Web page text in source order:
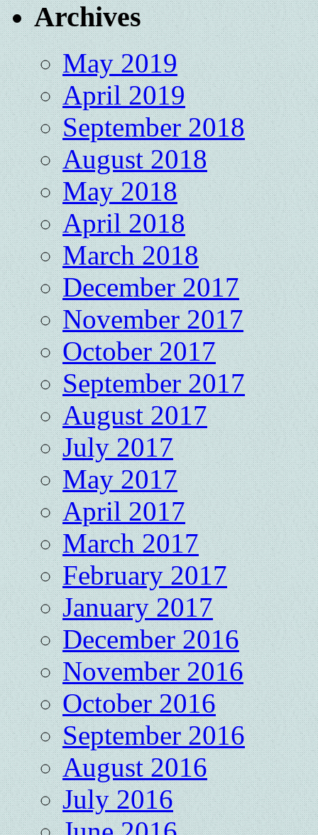
Archives
May 2019
April 2019
September 2018
August 2018
May 2018
April 2018
March 2018
December 2017
November 2017
October 2017
September 2017
August 2017
July 2017
May 2017
April 2017
March 2017
February 2017
January 2017
December 2016
November 2016
October 2016
September 2016
August 2016
July 2016